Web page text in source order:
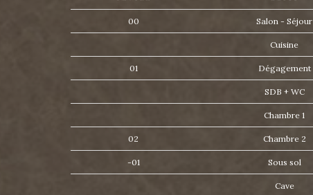
00 Salon - Séjour
Cuisine
01 Dégagement
SDB + WC
Chambre 1
02 Chambre 2
-01 Sous sol
Cave